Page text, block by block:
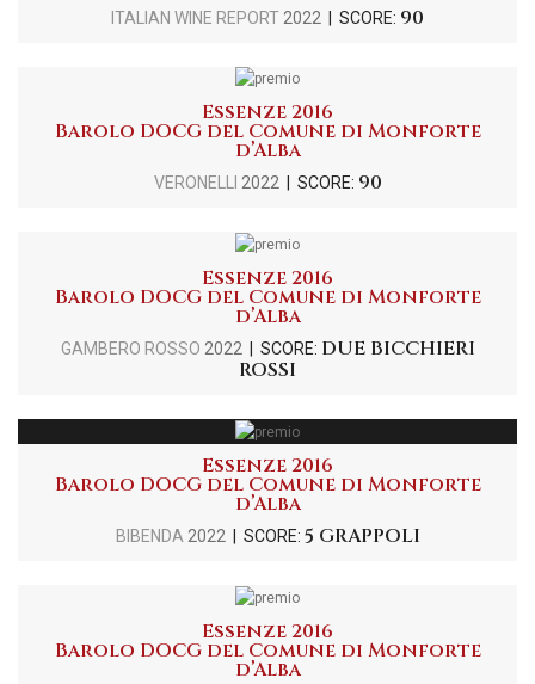
ITALIAN WINE REPORT 2022 | SCORE: 90
Essenze 2016
Barolo DOCG del Comune di Monforte
d’Alba
VERONELLI 2022| SCORE: 90
Essenze 2016
Barolo DOCG del Comune di Monforte
d’Alba
GAMBERO ROSSO 2022| SCORE: DUE BICCHIERI
ROSSI
Essenze 2016
Barolo DOCG del Comune di Monforte
d’Alba
BIBENDA 2022 | SCORE: 5 GRAPPOLI
Essenze 2016
Barolo DOCG del Comune di Monforte
d’Alba